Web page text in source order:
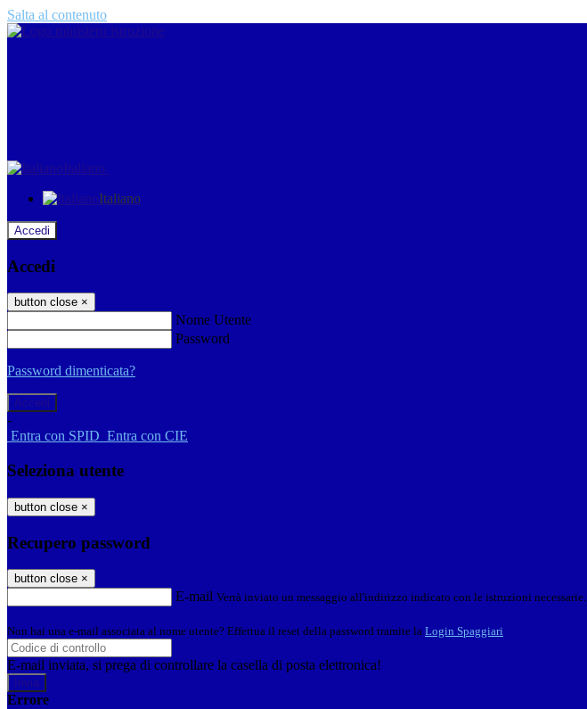
Salta al contenuto
Italiano
Italiano
Accedi
Accedi
button close ×
Nome Utente
Password
Password dimenticata?
-
Entra con SPID Entra con CIE
Seleziona utente
button close ×
Recupero password
button close ×
E-mail Verrà inviato un messaggio all'indirizzo indicato con le istruzioni necessarie.
Non hai una e-mail associata al nome utente? Effettua il reset della password tramite la Login Spaggiari
E-mail inviata, si prega di controllare la casella di posta elettronica!
Errore